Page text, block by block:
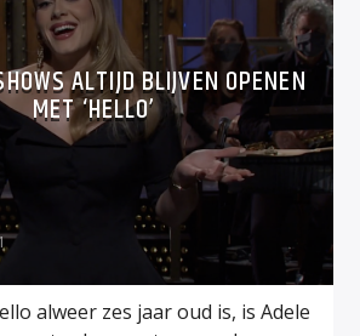
ALTIJD BLIJVEN OPENEN
MET ‘HELLO’
alweer zes jaar oud is, is Adele